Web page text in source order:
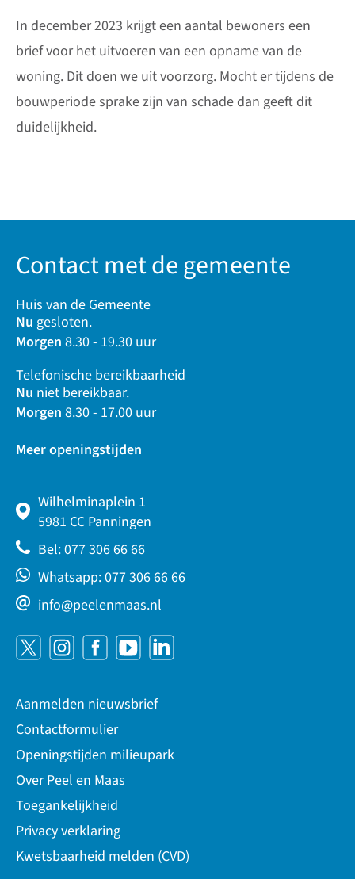
In december 2023 krijgt een aantal bewoners een
brief voor het uitvoeren van een opname van de
woning. Dit doen we uit voorzorg. Mocht er tijdens de
bouwperiode sprake zijn van schade dan geeft dit
duidelijkheid.
Contact met de gemeente
Huis van de Gemeente
Nu gesloten.
Morgen 8.30 - 19.30 uur
Telefonische bereikbaarheid
Nu niet bereikbaar.
Morgen 8.30 - 17.00 uur
Meer openingstijden
Wilhelminaplein 1
5981 CC Panningen
Bel: 077 306 66 66
Whatsapp: 077 306 66 66
info@peelenmaas.nl
Aanmelden nieuwsbrief
Contactformulier
Openingstijden milieupark
Over Peel en Maas
Toegankelijkheid
Privacy verklaring
Kwetsbaarheid melden (CVD)